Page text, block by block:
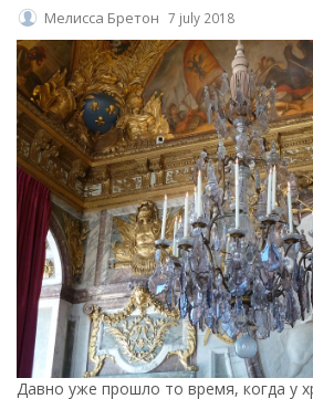
Мелисса Бретон 7 july 2018
Давно уже прошло то время, когда у